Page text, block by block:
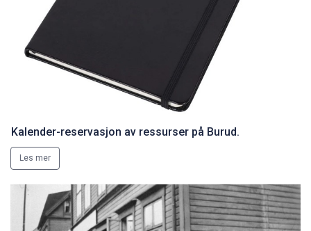
Kalender-reservasjon av ressurser på Burud.
Les mer